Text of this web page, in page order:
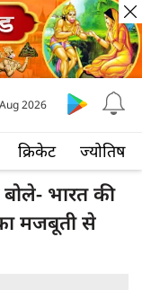
क्रिकेट ज्योतिष
2026
भारत की
मजबूती से